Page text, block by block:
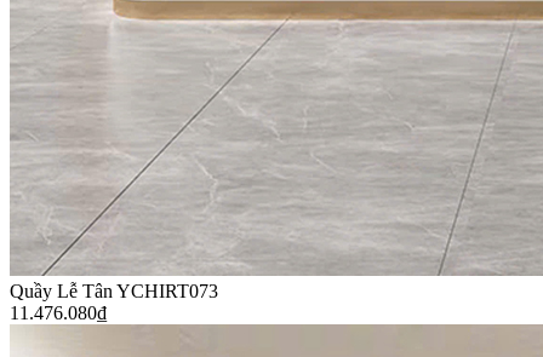
Quầy Lễ Tân YCHIRT073
11.476.080₫